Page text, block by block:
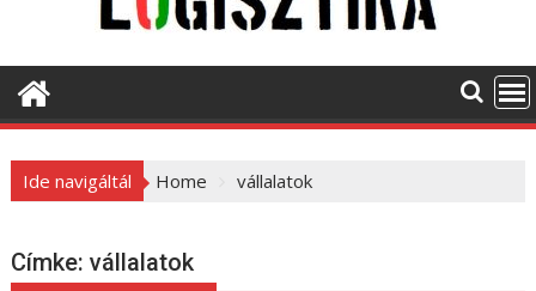
o
t
Ide navigáltál Home vállalatok
Címke:vállalatok